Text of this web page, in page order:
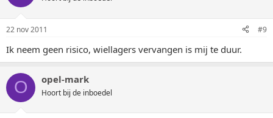
22 nov 2011 #9
Ik neem geen risico, wiellagers vervangen is mij te duur.
O opel-mark
Hoort bij de inboedel